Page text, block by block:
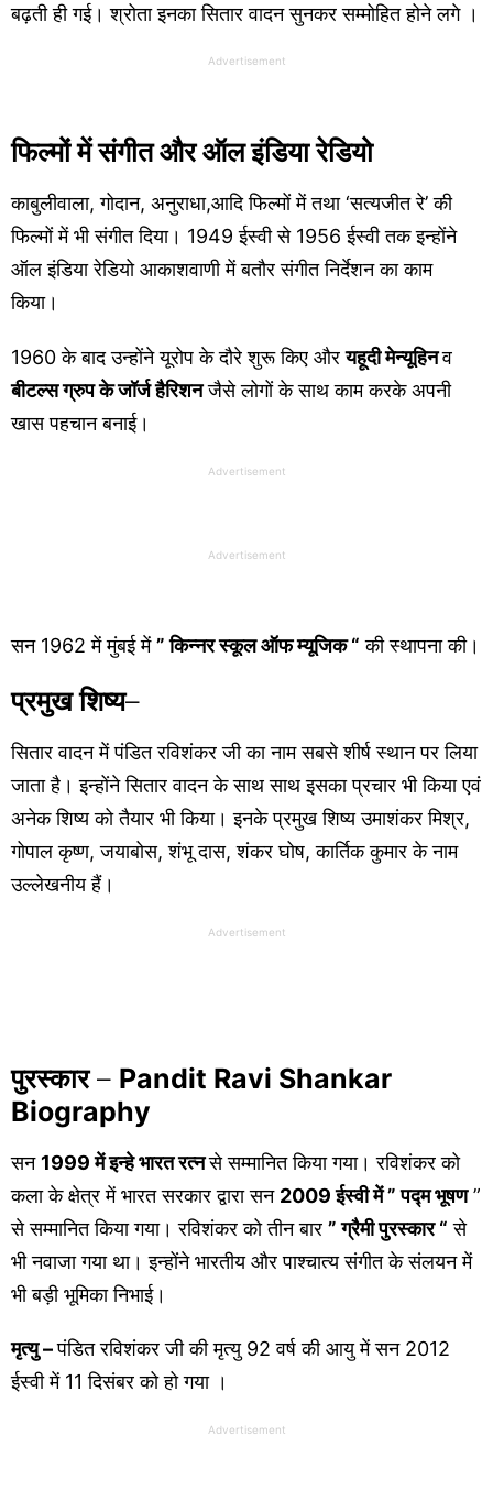
बढ़ती ही गई। श्रोता इनका सितार वादन सुनकर सम्मोहित होने लगे ।
Advertisement
फिल्मों में संगीत और ऑल इंडिया रेडियो
काबुलीवाला, गोदान, अनुराधा,आदि फिल्मों में तथा ‘सत्यजीत रे’ की
फिल्मों में भी संगीत दिया। 1949 ईस्वी से 1956 ईस्वी तक इन्होंने
ऑल इंडिया रेडियो आकाशवाणी में बतौर संगीत निर्देशन का काम
किया।
1960 के बाद उन्होंने यूरोप के दौरे शुरू किए औरयहूदी मेन्यूहिनव
बीटल्स ग्रुप के जॉर्ज हैरिशनजैसे लोगों के साथ काम करके अपनी
खास पहचान बनाई।
Advertisement
Advertisement
सन 1962 में मुंबई में” किन्नर स्कूल ऑफ म्यूजिक “ की स्थापना की।
प्रमुख शिष्य–
सितार वादन में पंडित रविशंकर जी का नाम सबसे शीर्ष स्थान पर लिया
जाता है। इन्होंने सितार वादन के साथ साथ इसका प्रचार भी किया एवं
अनेक शिष्य को तैयार भी किया। इनके प्रमुख शिष्य उमाशंकर मिश्र,
गोपाल कृष्ण, जयाबोस, शंभू दास, शंकर घोष, कार्तिक कुमार के नाम
उल्लेखनीय हैं।
Advertisement
पुरस्कार– Pandit Ravi Shankar
Biography
सन 1999 में इन्हे भारत रत्नसे सम्मानित किया गया। रविशंकर को
कला के क्षेत्र में भारत सरकार द्वारा सन 2009 ईस्वी में ” पद्म भूषण”
से सम्मानित किया गया। रविशंकर को तीन बार ” ग्रैमी पुरस्कार “ से
भी नवाजा गया था। इन्होंने भारतीय और पाश्चात्य संगीत के संलयन में
भी बड़ी भूमिका निभाई।
मृत्यु –पंडित रविशंकर जी की मृत्यु 92 वर्ष की आयु में सन 2012
ईस्वी में 11 दिसंबर को हो गया ।
Advertisement